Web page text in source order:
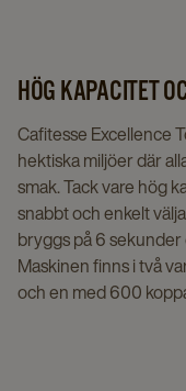
HÖG KAPACITET
Cafitesse Excellence
hektiska miljöer där
smak. Tack vare hög
snabbt och enkelt
bryggs på 6
Maskinen finns i två
och en med 600